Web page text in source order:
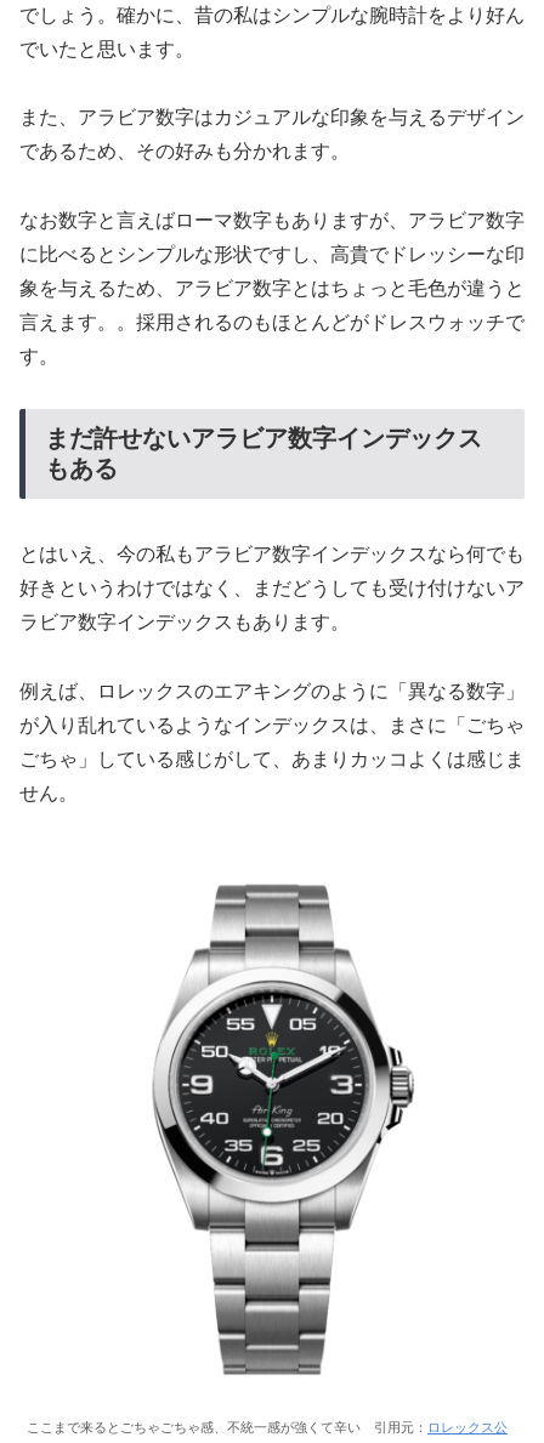
でしょう。確かに、昔の私はシンプルな腕時計をより好ん
でいたと思います。
また、アラビア数字はカジュアルな印象を与えるデザイン
であるため、その好みも分かれます。
なお数字と言えばローマ数字もありますが、アラビア数字
に比べるとシンプルな形状ですし、高貴でドレッシーな印
象を与えるため、アラビア数字とはちょっと毛色が違うと
言えます。。採用されるのもほとんどがドレスウォッチで
す。
まだ許せないアラビア数字インデックス
もある
とはいえ、今の私もアラビア数字インデックスなら何でも
好きというわけではなく、まだどうしても受け付けないア
ラビア数字インデックスもあります。
例えば、ロレックスのエアキングのように「異なる数字」
が入り乱れているようなインデックスは、まさに「ごちゃ
ごちゃ」している感じがして、あまりカッコよくは感じま
せん。
ここまで来るとごちゃごちゃ感、不統一感が強くて辛い 引用元： ロレックス公